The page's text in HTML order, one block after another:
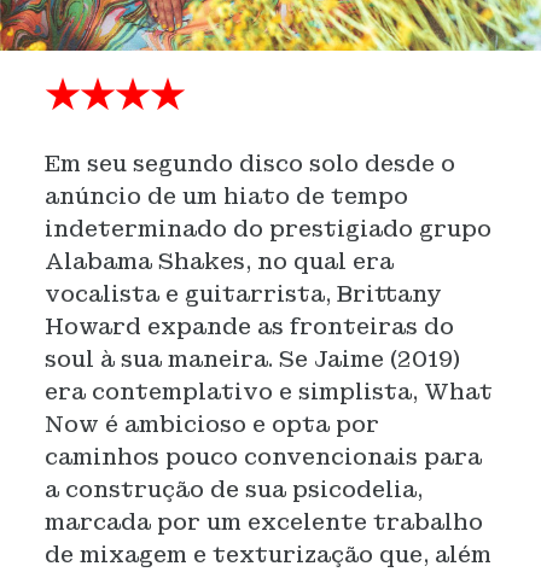
★★★★
Em seu segundo disco solo desde o
anúncio de um hiato de tempo
indeterminado do prestigiado grupo
Alabama Shakes, no qual era
vocalista e guitarrista, Brittany
Howard expande as fronteiras do
soul à sua maneira. Se Jaime (2019)
era contemplativo e simplista, What
Now é ambicioso e opta por
caminhos pouco convencionais para
a construção de sua psicodelia,
marcada por um excelente trabalho
de mixagem e texturização que, além